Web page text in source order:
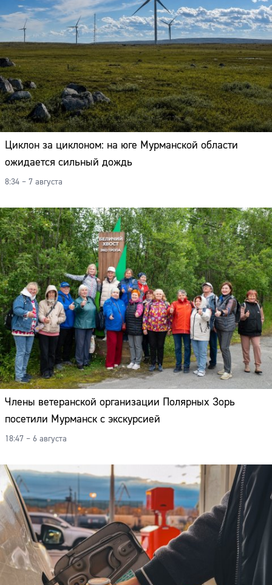
Циклон за циклоном: на юге Мурманской области
ожидается сильный дождь
8:34 – 7 августа
Члены ветеранской организации Полярных Зорь
посетили Мурманск с экскурсией
18:47 – 6 августа
Адрес:
Телефон: